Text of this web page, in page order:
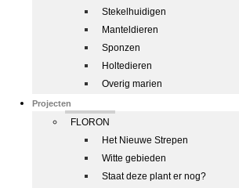
Stekelhuidigen
Manteldieren
Sponzen
Holtedieren
Overig marien
Projecten
FLORON
Het Nieuwe Strepen
Witte gebieden
Staat deze plant er nog?